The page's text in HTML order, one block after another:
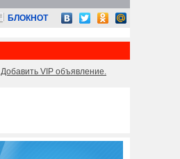
БЛОКНОТ
Добавить VIP объявление.